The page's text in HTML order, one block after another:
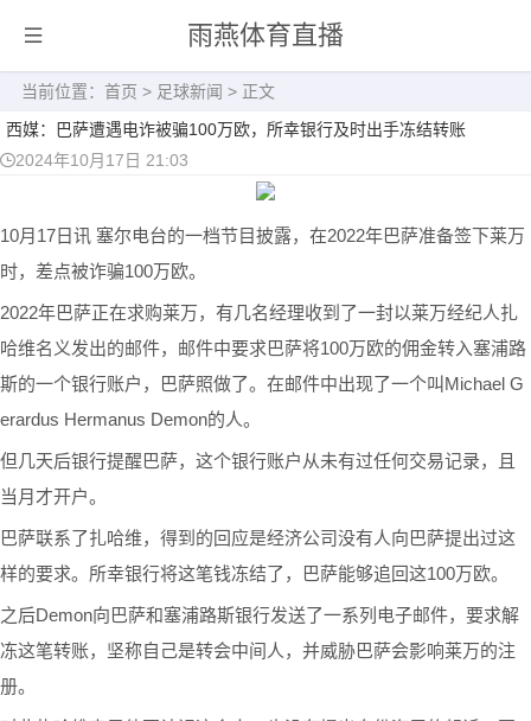
雨燕体育直播
当前位置： 首页 > 足球新闻 > 正文
西媒：巴萨遭遇电诈被骗100万欧，所幸银行及时出手冻结转账
2024年10月17日 21:03
10月17日讯 塞尔电台的一档节目披露，在2022年巴萨准备签下莱万
时，差点被诈骗100万欧。
2022年巴萨正在求购莱万，有几名经理收到了一封以莱万经纪人扎
哈维名义发出的邮件，邮件中要求巴萨将100万欧的佣金转入塞浦路
斯的一个银行账户，巴萨照做了。在邮件中出现了一个叫Michael G
erardus Hermanus Demon的人。
但几天后银行提醒巴萨，这个银行账户从未有过任何交易记录，且
当月才开户。
巴萨联系了扎哈维，得到的回应是经济公司没有人向巴萨提出过这
样的要求。所幸银行将这笔钱冻结了，巴萨能够追回这100万欧。
之后Demon向巴萨和塞浦路斯银行发送了一系列电子邮件，要求解
冻这笔转账，坚称自己是转会中间人，并威胁巴萨会影响莱万的注
册。